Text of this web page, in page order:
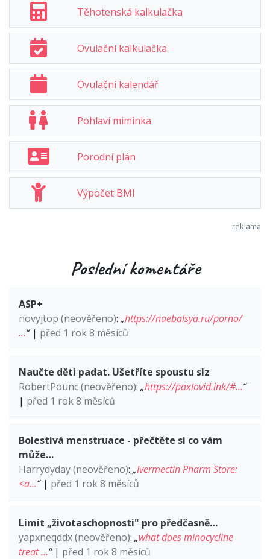
Těhotenská kalkulačka
Ovulační kalkulačka
Ovulační kalendář
Pohlaví miminka
Porodní plán
Výpočet BMI
Poslední komentáře
ASP+
novyjtop (neověřeno): „https://naebalsya.ru/porno/
…“| před 1 rok 8 měsíců
Naučte děti padat. Ušetříte spoustu slz
RobertPounc (neověřeno): „https://paxlovid.ink/#…“
| před 1 rok 8 měsíců
Bolestivá menstruace - přečtěte si co vám
může…
Harrydyday (neověřeno): „Ivermectin Pharm Store:
<a…“| před 1 rok 8 měsíců
Limit „životaschopnosti" pro předčasně…
yapxneqddx (neověřeno): „what does minocycline
treat …“| před 1 rok 8 měsíců